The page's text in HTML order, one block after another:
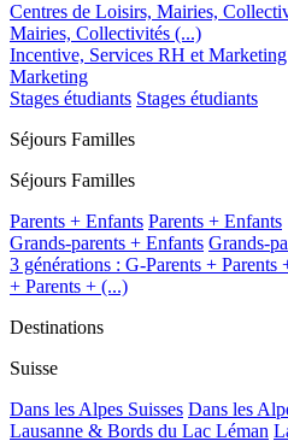
Centres de Loisirs, Mairies,
Mairies, Collectivités (...)
Incentive, Services RH et Marketing
Marketing
Stages étudiants Stages étudiants
Séjours Familles
Séjours Familles
Parents + Enfants Parents + Enfants
Grands-parents + Enfants Grands-
3 générations : G-Parents + Parents
+ Parents + (...)
Destinations
Suisse
Dans les Alpes Suisses Dans les
Lausanne & Bords du Lac Léman